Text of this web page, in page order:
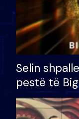
Selin
pestë të
çmimin e